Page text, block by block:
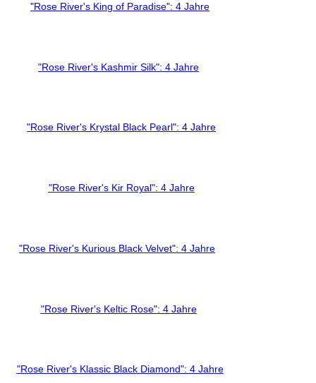
"Rose River's King of Paradise": 4 Jahre
"Rose River's Kashmir Silk": 4 Jahre
"Rose River's Krystal Black Pearl": 4 Jahre
"Rose River's Kir Royal": 4 Jahre
"Rose River's Kurious Black Velvet": 4 Jahre
"Rose River's Keltic Rose": 4 Jahre
"Rose River's Klassic Black Diamond": 4 Jahre